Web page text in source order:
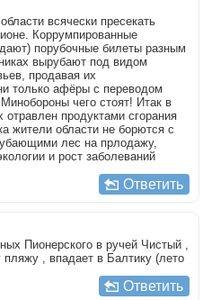
всячески пресекать
Коррумпированные
порубочные билеты разным
вырубают под видом
продавая их
только афёры с переводом
чего стоят! Итак в
продуктами сгорания
жители области не борются с
лес на прлодажу,
и рост заболеваний
Ответить
Пионерского в ручей Чистый ,
пляжу , впадает в Балтику (лето
Ответить